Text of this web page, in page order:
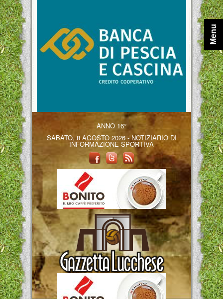
ANNO 16°
SABATO, 8 AGOSTO 2026 - NOTIZIARIO DI
INFORMAZIONE SPORTIVA
Menu